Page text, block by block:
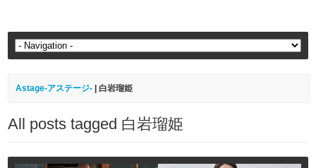
Astage-アステージ- 白岩瑠姫
All posts tagged 白岩瑠姫